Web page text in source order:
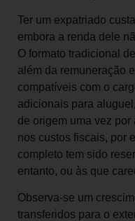
Ter um expatriado
embora a renda dele
O formato tradicional
além da remuneração
compatíveis com o
adicionais para
de origem uma vez
nos custos fiscais, por
completo tem sido
entanto, ou às que
Observa-se um
transferidos para o